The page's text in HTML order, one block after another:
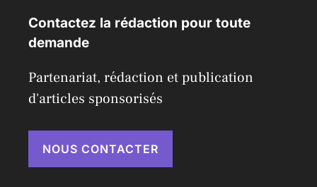
Contactez la rédaction pour toute
demande
Partenariat, rédaction et publication
d'articles sponsorisés
NOUS CONTACTER